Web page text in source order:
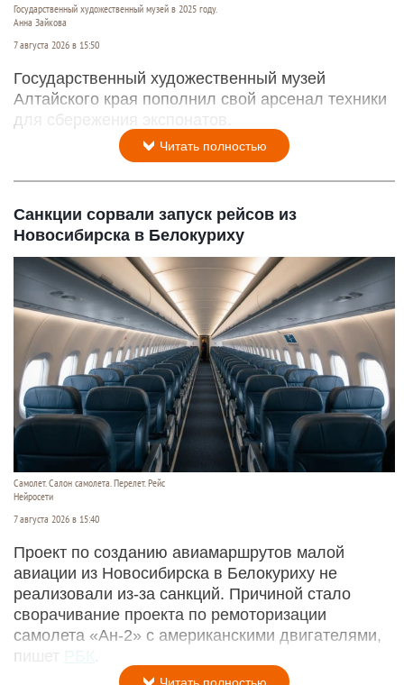
Государственный художественный музей в 2025 году.
Анна Зайкова
7 августа 2026 в 15:50
Государственный художественный музей
Алтайского края пополнил свой арсенал техники
для сбережения экспонатов.
Читать полностью
Санкции сорвали запуск рейсов из
Новосибирска в Белокуриху
Самолет. Салон самолета. Перелет. Рейс
Нейросети
7 августа 2026 в 15:40
Проект по созданию авиамаршрутов малой
авиации из Новосибирска в Белокуриху не
реализовали из-за санкций. Причиной стало
сворачивание проекта по ремоторизации
самолета «Ан-2» с американскими двигателями,
пишет РБК